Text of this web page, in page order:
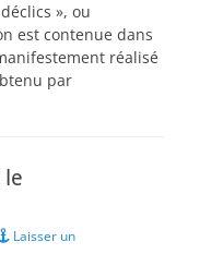
», ou
est contenue dans
réalisé
par
le
Laisser un